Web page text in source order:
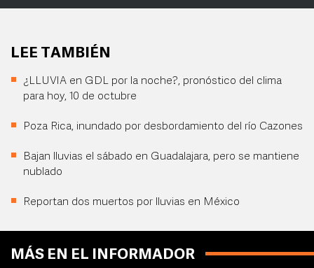
LEE TAMBIÉN
¿LLUVIA en GDL por la noche?, pronóstico del clima
para hoy, 10 de octubre
Poza Rica, inundado por desbordamiento del río Cazones
Bajan lluvias el sábado en Guadalajara, pero se mantiene
nublado
Reportan dos muertos por lluvias en México
MÁS EN EL INFORMADOR